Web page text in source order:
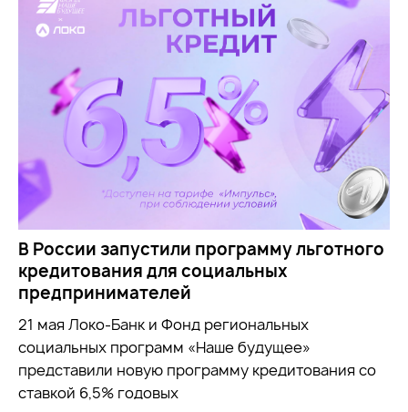
В России запустили программу льготного
кредитования для социальных
предпринимателей
21 мая Локо-Банк и Фонд региональных
социальных программ «Наше будущее»
представили новую программу кредитования со
ставкой 6,5% годовых